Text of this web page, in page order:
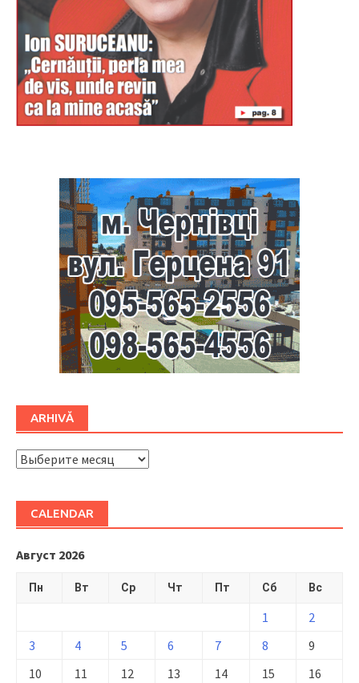
ARHIVĂ
ARHIVĂ
CALENDAR
Август 2026
Пн Вт Ср Чт Пт Сб Вс
1
2
3
4 5 6 7 8
9
10
11 12 13 14 15
16